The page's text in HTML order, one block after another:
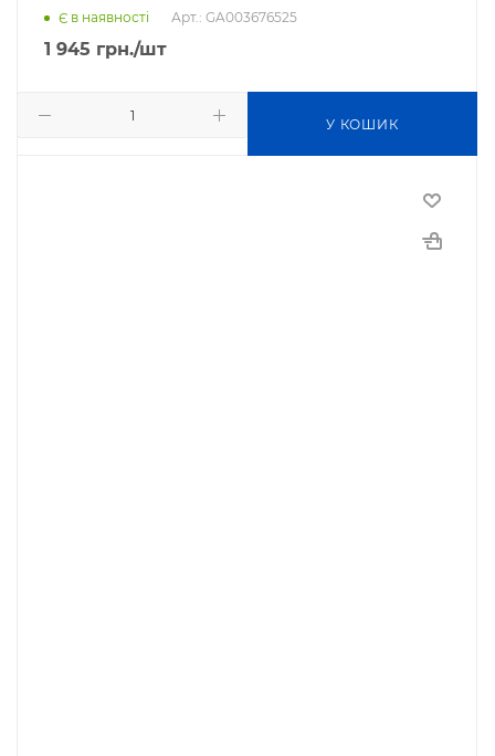
Є в наявності Арт.: GA003676525
1 945 грн./шт
У КОШИК